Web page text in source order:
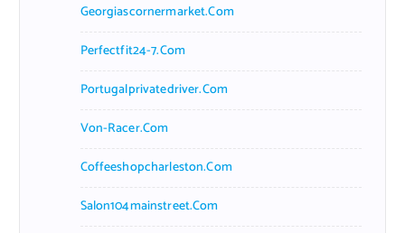
Georgiascornermarket.com
Perfectfit24-7.com
Portugalprivatedriver.com
Von-Racer.com
Coffeeshopcharleston.com
Salon104mainstreet.com